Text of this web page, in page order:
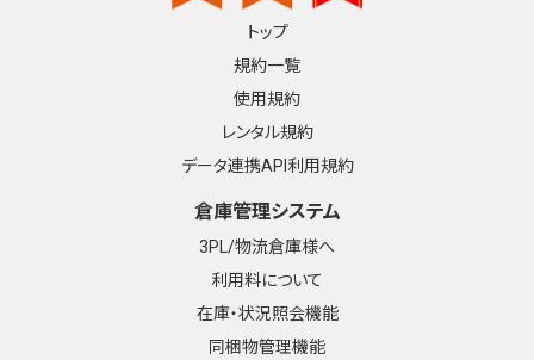
トップ
規約一覧
使用規約
レンタル規約
データ連携API利用規約
倉庫管理システム
3PL/物流倉庫様へ
利用料について
在庫・状況照会機能
同梱物管理機能